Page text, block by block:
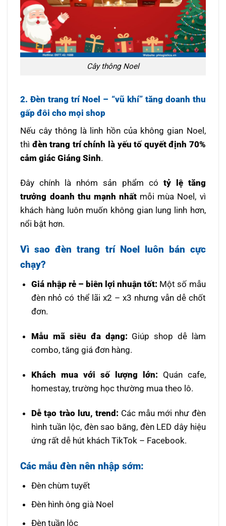
Cây thông Noel
2. Đèn trang trí Noel – “vũ khí” tăng doanh thu
gấp đôi cho mọi shop
Nếu cây thông là linh hồn của không gian Noel,
thì đèn trang trí chính là yếu tố quyết định 70%
cảm giác Giáng Sinh.
Đây chính là nhóm sản phẩm có tỷ lệ tăng
trưởng doanh thu mạnh nhất mỗi mùa Noel, vì
khách hàng luôn muốn không gian lung linh hơn,
nổi bật hơn.
Vì sao đèn trang trí Noel luôn bán cực
chạy?
Giá nhập rẻ – biên lợi nhuận tốt: Một số mẫu
đèn nhỏ có thể lãi x2 – x3 nhưng vẫn dễ chốt
đơn.
Mẫu mã siêu đa dạng: Giúp shop dễ làm
combo, tăng giá đơn hàng.
Khách mua với số lượng lớn: Quán cafe,
homestay, trường học thường mua theo lô.
Dễ tạo trào lưu, trend: Các mẫu mới như đèn
hình tuần lộc, đèn sao băng, đèn LED dây hiệu
ứng rất dễ hút khách TikTok – Facebook.
Các mẫu đèn nên nhập sớm:
Đèn chùm tuyết
Đèn hình ông già Noel
Đèn tuần lộc